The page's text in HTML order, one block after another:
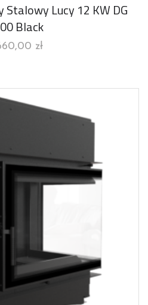
Stalowy Lucy 12 KW DG
Black
zł